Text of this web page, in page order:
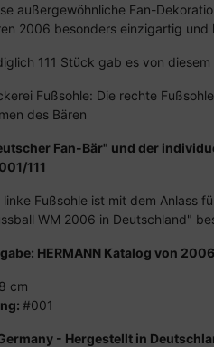
außergewöhnliche Fan-
2006 besonders einzigartig und
111 Stück gab es von diesem
Fußsohle: Die rechte
des Bären
Fan-Bär" und der
111
linke Fußsohle ist mit dem Anlass
WM 2006 in Deutschland"
HERMANN Katalog von
cm
#001
- Hergestellt in